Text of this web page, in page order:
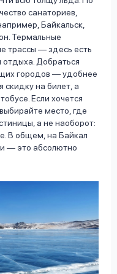
санаториев,
Байкальск,
Термальные
трассы — здесь есть
Добраться
городов — удобнее
скидку на билет, а
Если хочется
место, где
а не наоборот:
В общем, на Байкал
— это абсолютно